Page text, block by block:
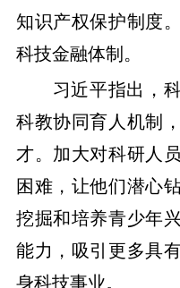
知识产权保护制度
科技金融体制。
习近平指出，
科教协同育人机制
才。加大对科研人
困难，让他们潜心
挖掘和培养青少年
能力，吸引更多具
身科技事业。